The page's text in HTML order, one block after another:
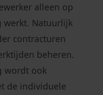
alleen op
werkt. Natuurlijk
contracturen
beheren.
wordt ook
de individuele